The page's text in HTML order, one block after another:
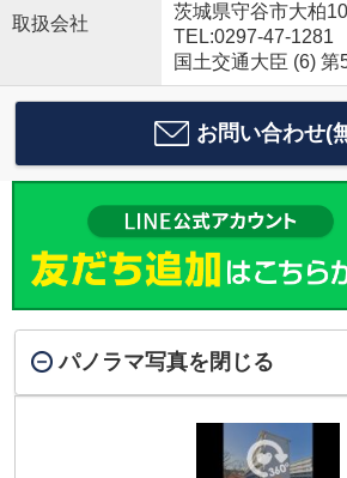
取扱会社
茨城県守谷市大柏
TEL:0297-47-1281
国土交通大臣 (6) 第
お問い合わせ(
パノラマ写真を閉じる